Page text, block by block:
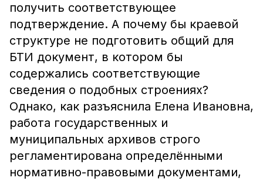
получить соответствующее
подтверждение. А почему бы краевой
структуре не подготовить общий для
БТИ документ, в котором бы
содержались соответствующие
сведения о подобных строениях?
Однако, как разъяснила Елена Ивановна,
работа государственных и
муниципальных архивов строго
регламентирована определёнными
нормативно-правовыми документами,